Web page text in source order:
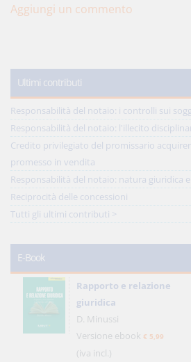
Aggiungi un commento
Ultimi contributi
Responsabilità del notaio: i controlli sui
Responsabilità del notaio: l'illecito
Credito privilegiato del promissario
promesso in vendita
Responsabilità del notaio: natura giuridica
Reciprocità delle concessioni
Tutti gli ultimi contributi >
E-Book
Rapporto e relazione
giuridica
D. Minussi
Versione ebook € 5,99
(iva incl.)